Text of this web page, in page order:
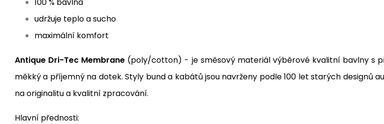
udržuje teplo a sucho
maximální komfort
Antique Dri-Tec Membrane (poly/cotton) - je směsový materiál výběrové kvalitní bavlny s
měkký a příjemný na dotek. Styly bund a kabátů jsou navrženy podle 100 let starých designů
na originalitu a kvalitní zpracování.
Hlavní přednosti: